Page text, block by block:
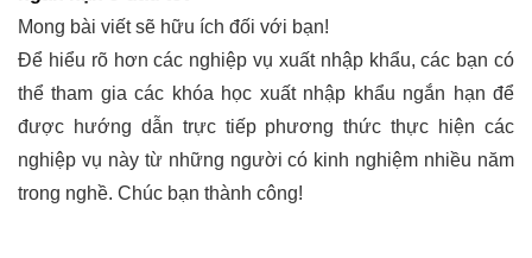
Mong bài viết sẽ hữu ích đối với bạn!
Để hiểu rõ hơn các nghiệp vụ xuất nhập khẩu, các bạn có
thể tham gia các khóa học xuất nhập khẩu ngắn hạn để
được hướng dẫn trực tiếp phương thức thực hiện các
nghiệp vụ này từ những người có kinh nghiệm nhiều năm
trong nghề. Chúc bạn thành công!